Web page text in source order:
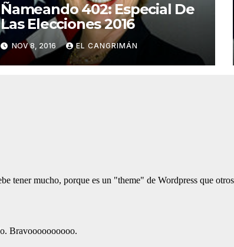
Ñameando 402: Especial De
Las Elecciones 2016
NOV 8, 2016 EL CANGRIMÁN